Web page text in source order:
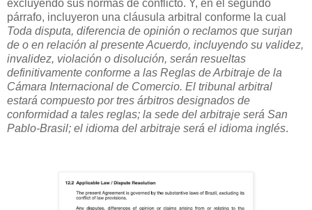
excluyendo sus normas de conflicto. Y, en el segundo
párrafo, incluyeron una cláusula arbitral conforme la cual
Toda disputa, diferencia de opinión o reclamos que surjan
de o en relación al presente Acuerdo, incluyendo su validez,
invalidez, violación o disolución, serán resueltas
definitivamente conforme a las Reglas de Arbitraje de la
Cámara Internacional de Comercio. El tribunal arbitral
estará compuesto por tres árbitros designados de
conformidad a tales reglas; la sede del arbitraje será San
Pablo-Brasil; el idioma del arbitraje será el idioma inglés.